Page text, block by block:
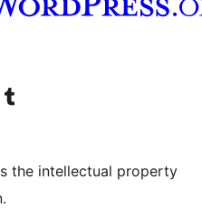
Tumblr アカウントへ
the intellectual property